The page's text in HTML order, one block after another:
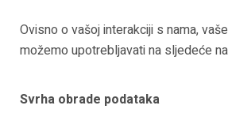
Ovisno o vašoj interakciji s nama,
možemo upotrebljavati na sljedeće
Svrha obrade podataka